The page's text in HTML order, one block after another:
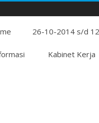
26-10-2014 s/d
Kabinet Kerja